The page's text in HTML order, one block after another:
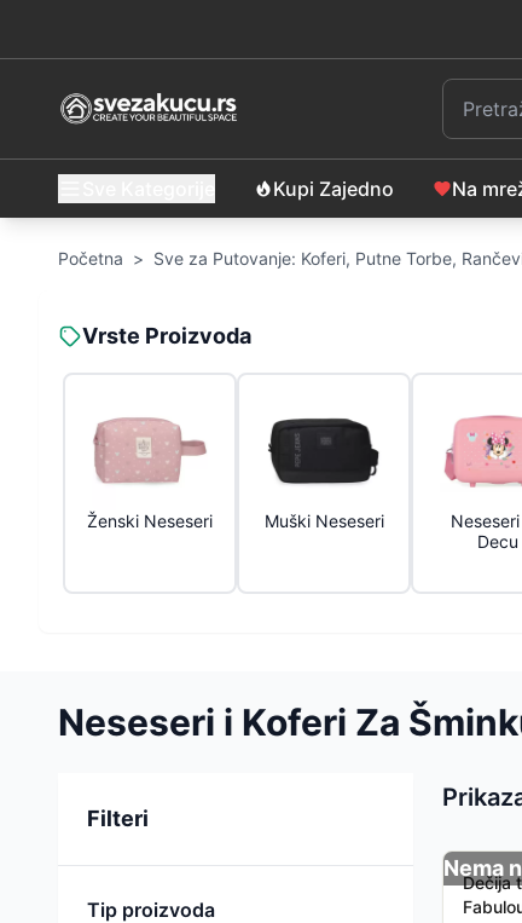
Kupi Zajedno Na
Početna > Sve za Putovanje: Koferi, Putne Torbe,
Vrste Proizvoda
Ženski Neseseri Muški Neseseri
Decu
Neseseri i Koferi Za
Filteri
Tip proizvoda
Nema
Dečija